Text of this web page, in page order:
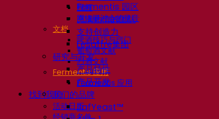
视频
网络研讨会的录音
文档
啤酒技巧与窍门
葡萄酒文献
烈酒文献
Fermentis 应用
Fermentis 应用
找到我们
活动日历
Fermentis 园区
充满热情的团队
支持创造力
Lesaffre集团
研究与开发
产品特性
产品开发
我们的品牌
SafYeast™